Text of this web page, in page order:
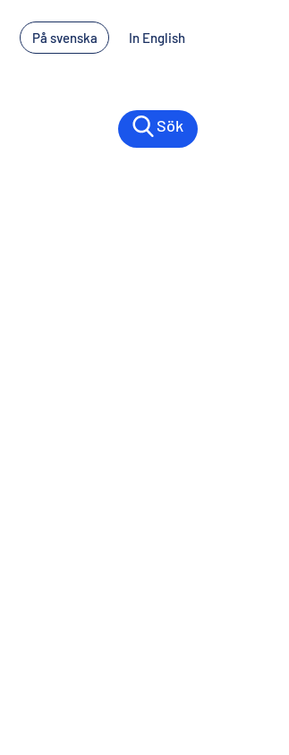
På svenska In English
Sök